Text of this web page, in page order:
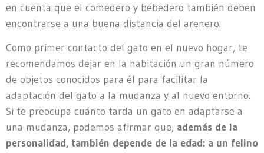
en cuenta que el comedero y bebedero también deben
encontrarse a una buena distancia del arenero.
Como primer contacto del gato en el nuevo hogar, te
recomendamos dejar en la habitación un gran número
de objetos conocidos para él para facilitar la
adaptación del gato a la mudanza y al nuevo entorno.
Si te preocupa cuánto tarda un gato en adaptarse a
una mudanza, podemos afirmar que, además de la
personalidad, también depende de la edad: a un felino